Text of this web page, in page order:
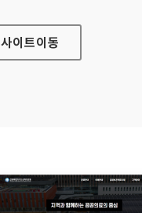
사이트이동